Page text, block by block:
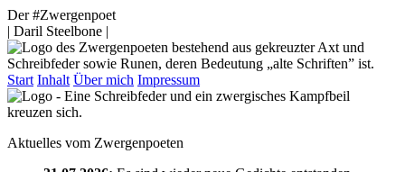
Der #Zwergenpoet
| Daril Steelbone |
Start Inhalt Über mich Impressum
Aktuelles vom Zwergenpoeten